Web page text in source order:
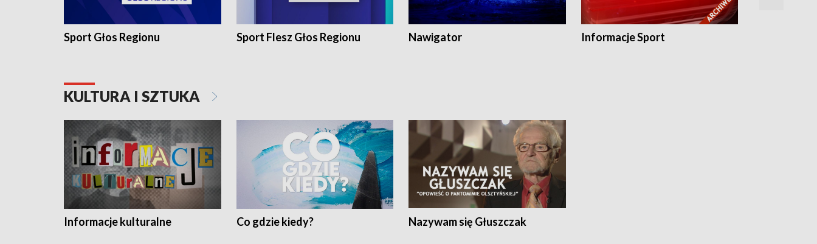
Sport Głos Regionu Sport Flesz Głos Regionu Nawigator Informacje Sport
KULTURA I SZTUKA
Informacje kulturalne Co gdzie kiedy? Nazywam się Głuszczak